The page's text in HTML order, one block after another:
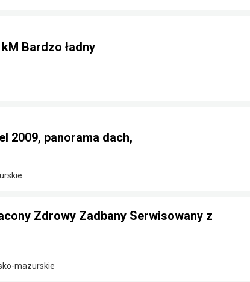
Bardzo ładny
2009, panorama dach,
Zdrowy Zadbany Serwisowany z
mazurskie